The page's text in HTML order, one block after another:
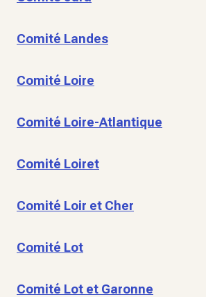
Comité Landes
Comité Loire
Comité Loire-Atlantique
Comité Loiret
Comité Loir et Cher
Comité Lot
Comité Lot et Garonne